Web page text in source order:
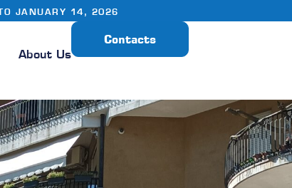
TO JANUARY 14, 2026
About Us
Contacts